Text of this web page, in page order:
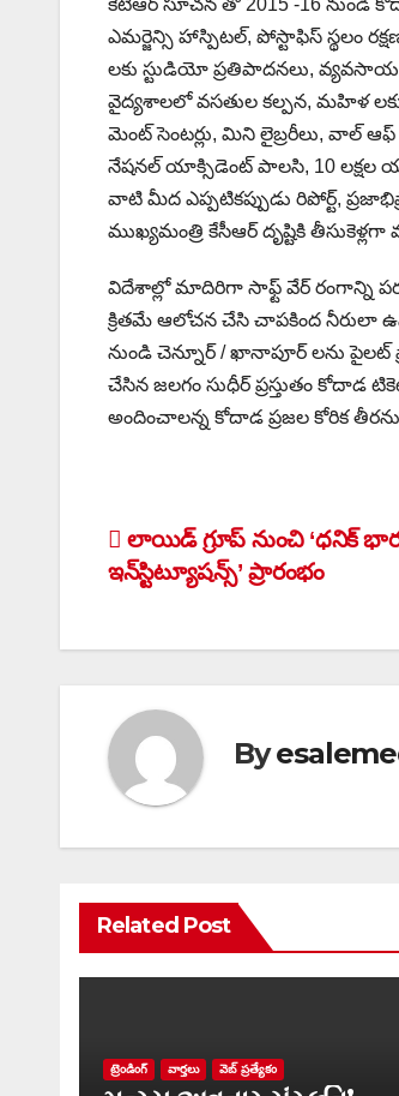
కేటీఆర్ సూచన తో 2015 -16 నుండి
ఎమర్జెన్సి హాస్పిటల్, పోస్టాఫిస్ స్థలం
లకు స్టుడియో ప్రతిపాదనలు,
వైద్యశాలలో వసతుల కల్పన, మహిళ
మెంట్ సెంటర్లు, మిని లైబ్రరీలు, వాల్
నేషనల్ యాక్సిడెంట్ పాలసి, 10 లక్షల
వాటి మీద ఎప్పటికప్పుడు రిపోర్ట్,
ముఖ్యమంత్రి కేసీఆర్ దృష్టికి
విదేశాల్లో మాదిరిగా సాఫ్ట్ వేర్ రంగాన్ని
క్రిత‌మే ఆలోచన చేసి చాపకింద నీరులా
నుండి చెన్నూర్ / ఖానాపూర్ లను
చేసిన జలగం సుధీర్ ప్రస్తుతం కోదాడ
అందించాలన్న కోదాడ ప్రజల కోరిక
Post
navigation
లాయిడ్ గ్రూప్ నుంచి ‘ధనిక్‌
ఇన్‌స్టిట్యూషన్స్’ ప్రారంభం
By
Related Post
ట్రెండింగ్ వార్త‌లు వెబ్ ప్రత్యేకం